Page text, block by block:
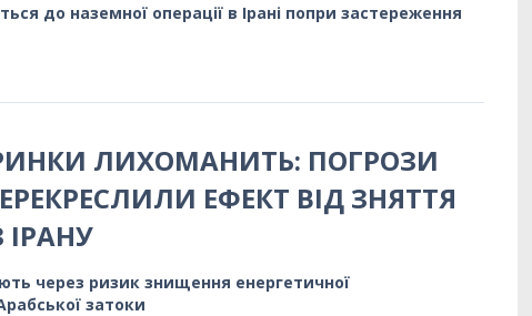
до наземної операції в Ірані попри застереження
ЛИХОМАНИТЬ: ПОГРОЗИ
ЕФЕКТ ВІД ЗНЯТТЯ
ІРАНУ
через ризик знищення енергетичної
затоки